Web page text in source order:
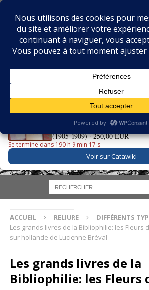
LE BLOG DU BIBLIOPHILE, DES
La Grande Danse Macabre des
(1905-1909) ·250,00 EUR
Se termine dans 190 h 9 min 16 s
Voir sur Catawiki
ACCUEIL RELIURE
DIFFÉRENTS
Les grands livres de la Bibliophilie: les Fleurs
sur hollande de Lucienne Bréval
Les grands livres de la
Bibliophilie: les Fleurs